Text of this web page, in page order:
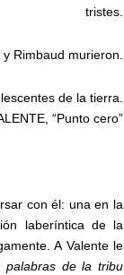
tristes.
Rimbaud murieron.
de la tierra.
“Punto cero”
con él: una en la
laberíntica de la
A Valente le
palabras de la tribu